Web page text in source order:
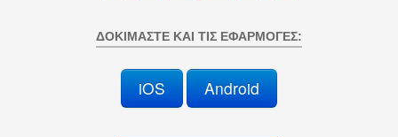
ΔΟΚΙΜΆΣΤΕ ΚΑΙ ΤΙΣ ΕΦΑΡΜΟΓΈΣ:
iOS Android